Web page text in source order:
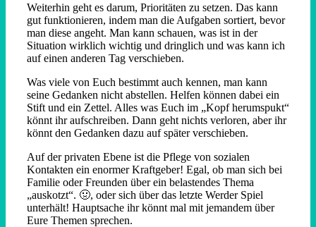
Weiterhin geht es darum, Prioritäten zu setzen. Das kann
gut funktionieren, indem man die Aufgaben sortiert, bevor
man diese angeht. Man kann schauen, was ist in der
Situation wirklich wichtig und dringlich und was kann ich
auf einen anderen Tag verschieben.
Was viele von Euch bestimmt auch kennen, man kann
seine Gedanken nicht abstellen. Helfen können dabei ein
Stift und ein Zettel. Alles was Euch im „Kopf herumspukt“
könnt ihr aufschreiben. Dann geht nichts verloren, aber ihr
könnt den Gedanken dazu auf später verschieben.
Auf der privaten Ebene ist die Pflege von sozialen
Kontakten ein enormer Kraftgeber! Egal, ob man sich bei
Familie oder Freunden über ein belastendes Thema
„auskotzt“. 🤢, oder sich über das letzte Werder Spiel
unterhält! Hauptsache ihr könnt mal mit jemandem über
Eure Themen sprechen.